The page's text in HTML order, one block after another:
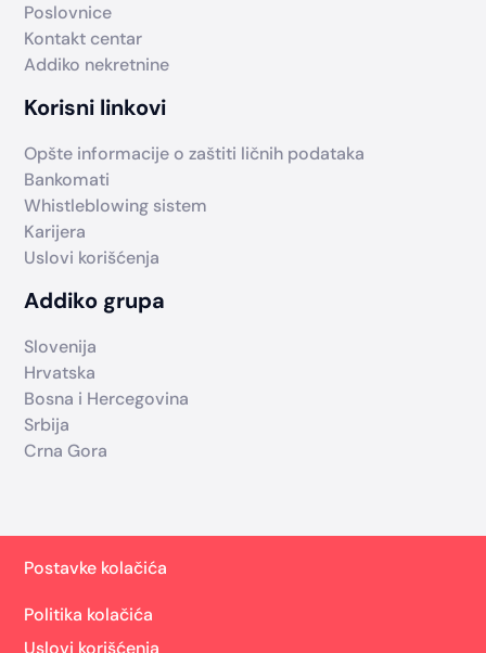
Poslovnice
Kontakt centar
Addiko nekretnine
Korisni linkovi
Opšte informacije o zaštiti ličnih podataka
Bankomati
Whistleblowing sistem
Karijera
Uslovi korišćenja
Addiko grupa
Slovenija
Hrvatska
Bosna i Hercegovina
Srbija
Crna Gora
Postavke kolačića
Politika kolačića